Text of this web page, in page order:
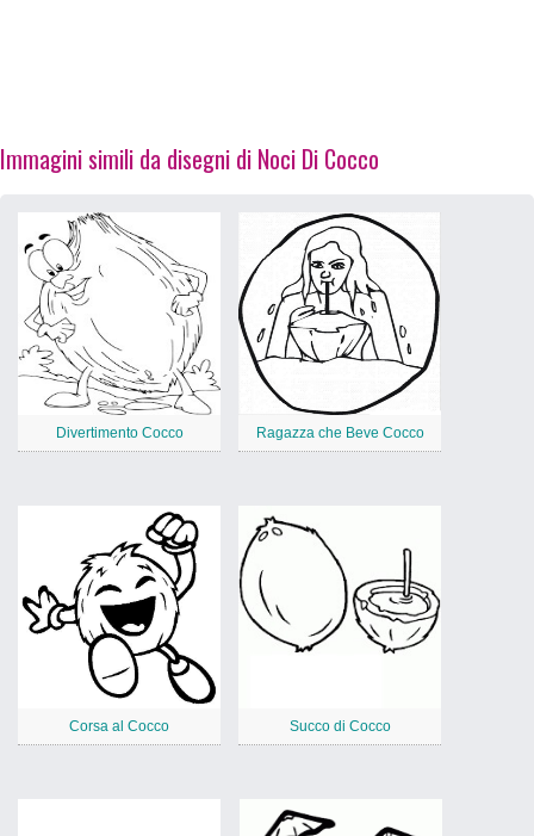
Immagini simili da disegni di Noci Di Cocco
Divertimento Cocco Ragazza che Beve Cocco
Corsa al Cocco Succo di Cocco